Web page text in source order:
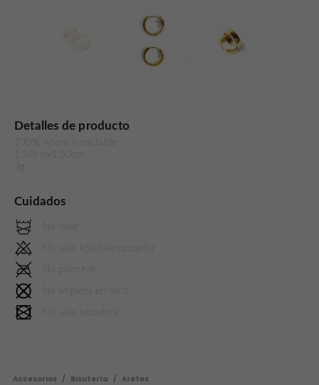
Detalles de producto
100% Acero inoxidable
1.50cmx1.50cm
3g
Cuidados
No lavar
No usar lejía/blanqueador
No planchar
No limpieza en seco
No usar secadora
Accesorios / Bisutería / Aretes